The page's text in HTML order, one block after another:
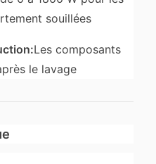
souillées
Les composants
le lavage